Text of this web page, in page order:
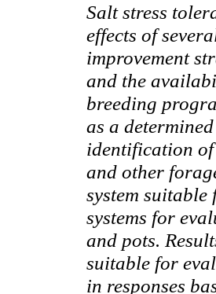
Salt stress
effects of
improvement
and the
breeding
as a
identification of
and other
system
systems for
and pots.
suitable for
in responses